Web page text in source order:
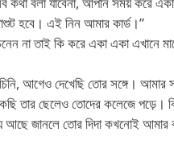
হবে। এই নিন আমার কার্ড।”
না তাই কি করে একা একা এখানে
আগেও দেখেছি তোর সঙ্গে।
তার ছেলেও তোদের কলেজে পড়ে।
আছে জানলে তোর দিদা কখনোই